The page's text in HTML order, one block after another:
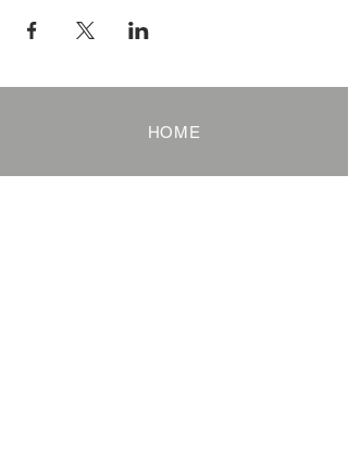
HOME